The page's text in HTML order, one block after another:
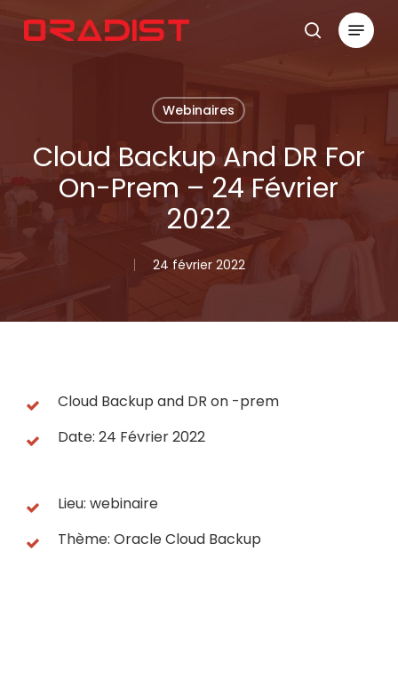
search
Menu
Webinaires
Cloud Backup And DR For
On-Prem – 24 Février
2022
24 février 2022
Cloud Backup and DR on -prem
Date: 24 Février 2022
Lieu: webinaire
Thème: Oracle Cloud Backup
Menu